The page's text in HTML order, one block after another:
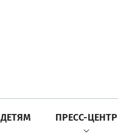
ДЕТЯМ ПРЕСС-ЦЕНТР